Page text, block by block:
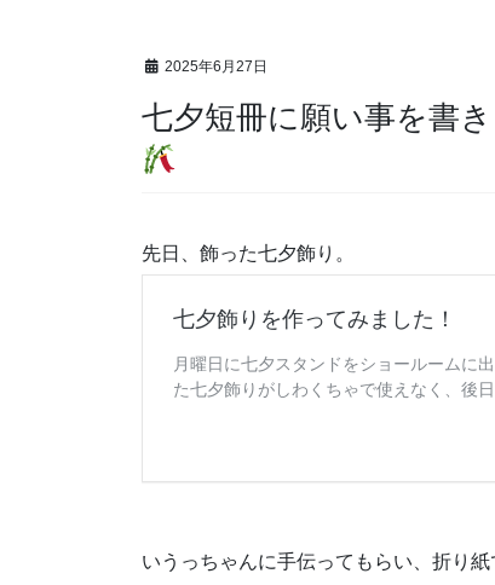
2025年6月27日
七夕短冊に願い事を書
先日、飾った七夕飾り。
いうっちゃんに手伝ってもらい、折り